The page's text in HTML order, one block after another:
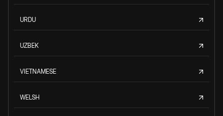
URDU
UZBEK
VIETNAMESE
WELSH